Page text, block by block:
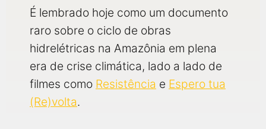
É lembrado hoje como um documento
raro sobre o ciclo de obras
hidrelétricas na Amazônia em plena
era de crise climática, lado a lado de
filmes como Resistência e Espero tua
(Re)volta.